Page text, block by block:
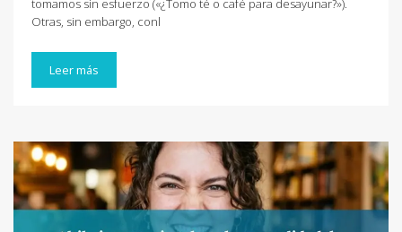
tomamos sin esfuerzo («¿Tomo té o café para desayunar?»).
Otras, sin embargo, conl
Leer más